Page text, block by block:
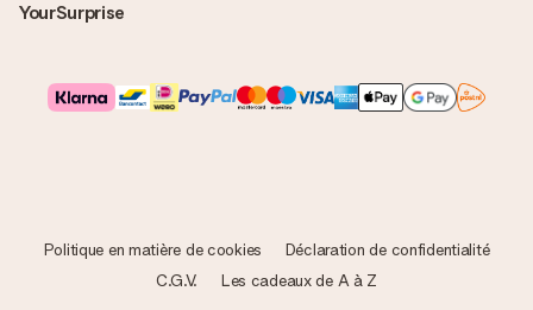
YourSurprise
Politique en matière de cookies
Déclaration de confidentialité
C.G.V.
Les cadeaux de A à Z